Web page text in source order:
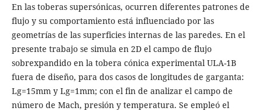
En las toberas supersónicas, ocurren diferentes patrones de
flujo y su comportamiento está influenciado por las
geometrías de las superficies internas de las paredes. En el
presente trabajo se simula en 2D el campo de flujo
sobrexpandido en la tobera cónica experimental ULA-1B
fuera de diseño, para dos casos de longitudes de garganta:
Lg=15mm y Lg=1mm; con el fin de analizar el campo de
número de Mach, presión y temperatura. Se empleó el